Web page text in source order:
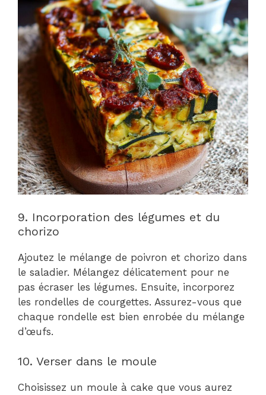
9. Incorporation des légumes et du
chorizo
Ajoutez le mélange de poivron et chorizo dans
le saladier. Mélangez délicatement pour ne
pas écraser les légumes. Ensuite, incorporez
les rondelles de courgettes. Assurez-vous que
chaque rondelle est bien enrobée du mélange
d’œufs.
10. Verser dans le moule
Choisissez un moule à cake que vous aurez